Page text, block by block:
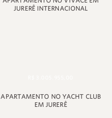
JURERÊ INTERNACIONAL
APARTAMENTO NO YACHT CLUB
EM JURERÊ